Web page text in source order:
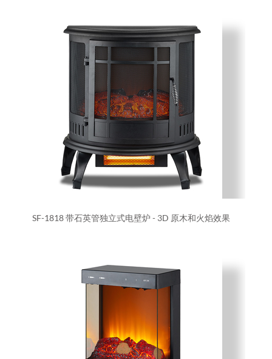
SF-1818 带石英管独立式电壁炉 - 3D 原木和火焰效果